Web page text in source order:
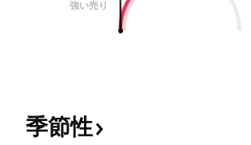
強い売り
季節性